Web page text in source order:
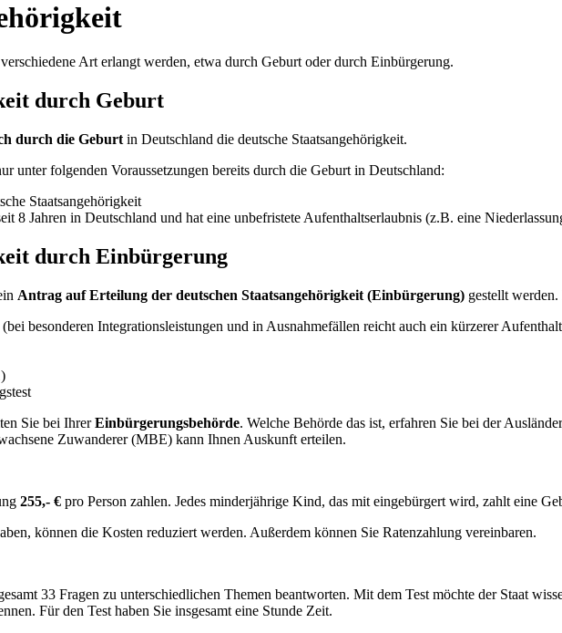
Art erlangt werden, etwa durch Geburt oder durch Einbürgerung.
durch Geburt
durch die Geburt in Deutschland die deutsche Staatsangehörigkeit.
unter folgenden Voraussetzungen bereits durch die Geburt in Deutschland:
Staatsangehörigkeit
8 Jahren in Deutschland und hat eine unbefristete Aufenthaltserlaubnis (z.B. eine
durch Einbürgerung
Antrag auf Erteilung der deutschen Staatsangehörigkeit (Einbürgerung) gestellt
besonderen Integrationsleistungen und in Ausnahmefällen reicht auch ein kürzerer
Sie bei IhrerEinbürgerungsbehörde. Welche Behörde das ist, erfahren Sie bei der
Zuwanderer (MBE) kann Ihnen Auskunft erteilen.
255,- € pro Person zahlen. Jedes minderjährige Kind, das mit eingebürgert wird, zahlt eine
können die Kosten reduziert werden. Außerdem können Sie Ratenzahlung vereinbaren.
33 Fragen zu unterschiedlichen Themen beantworten. Mit dem Test möchte der Staat
Für den Test haben Sie insgesamt eine Stunde Zeit.